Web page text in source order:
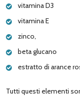
vitamina D3
vitamina E
zinco,
beta glucano
estratto di arance
Tutti questi elementi